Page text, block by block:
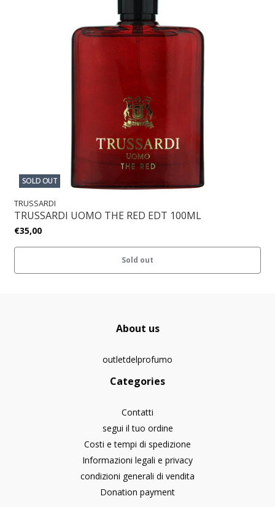
SOLD OUT
TRUSSARDI
TRUSSARDI UOMO THE RED EDT 100ML
€35,00
Sold out
About us
outletdelprofumo
Categories
Contatti
segui il tuo ordine
Costi e tempi di spedizione
Informazioni legali e privacy
condizioni generali di vendita
Donation payment